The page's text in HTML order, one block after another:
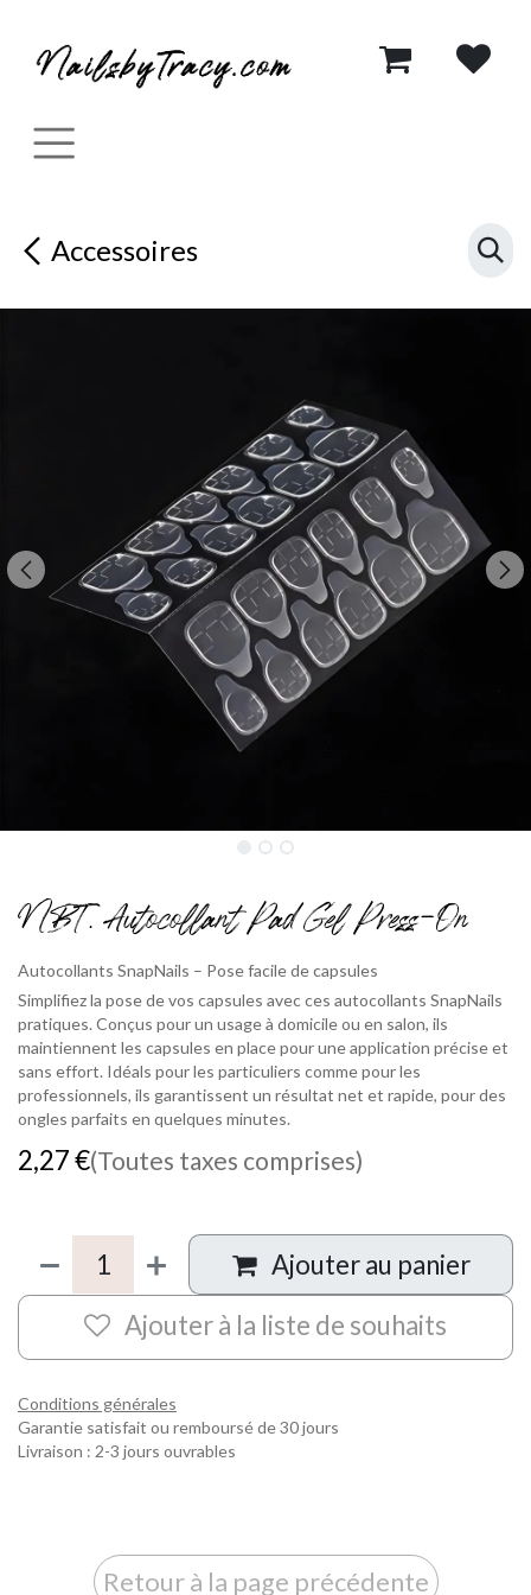
Accessoires
NBT . Autocollant Pad Gel Press-On
Autocollants SnapNails – Pose facile de capsules
Simplifiez la pose de vos capsules avec ces autocollants SnapNails
pratiques. Conçus pour un usage à domicile ou en salon, ils
maintiennent les capsules en place pour une application précise et
sans effort. Idéals pour les particuliers comme pour les
professionnels, ils garantissent un résultat net et rapide, pour des
ongles parfaits en quelques minutes.
2,27€(Toutes taxes comprises)
Ajouter au panier
Ajouter à la liste de souhaits
Conditions générales
Garantie satisfait ou remboursé de 30 jours
Livraison : 2-3 jours ouvrables
Retour à la page précédente